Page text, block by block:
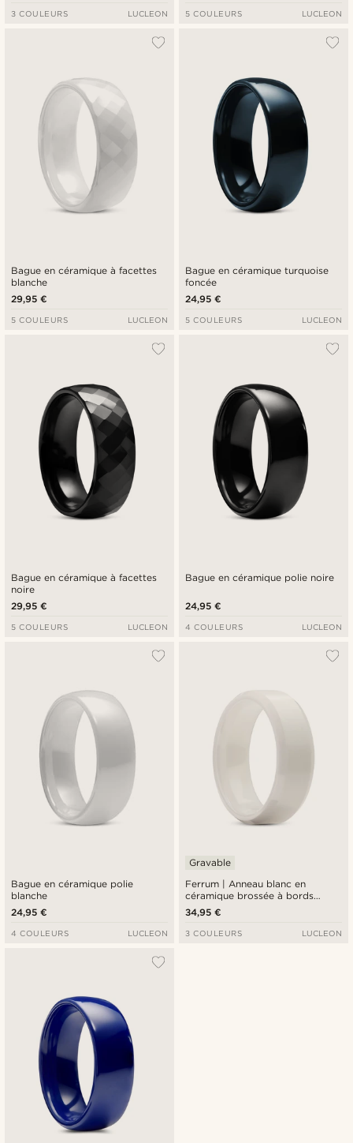
3 COULEURS LUCLEON 5 COULEURS LUCLEON
Bague en céramique à facettes
blanche
29,95 €
5 COULEURS LUCLEON
Bague en céramique turquoise
foncée
24,95 €
5 COULEURS LUCLEON
Bague en céramique à facettes
noire
29,95 €
5 COULEURS LUCLEON
Bague en céramique polie noire
24,95 €
4 COULEURS LUCLEON
Bague en céramique polie
blanche
24,95 €
4 COULEURS LUCLEON
Ferrum | Anneau blanc en
céramique brossée à bords
biseautés polis - 8 mm
Gravable
34,95 €
3 COULEURS LUCLEON